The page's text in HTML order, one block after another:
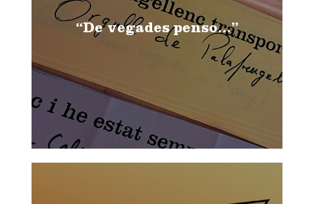
“De vegades penso…”